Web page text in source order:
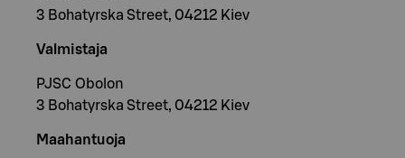
3 Bohatyrska Street, 04212 Kiev
Valmistaja
PJSC Obolon
3 Bohatyrska Street, 04212 Kiev
Maahantuoja